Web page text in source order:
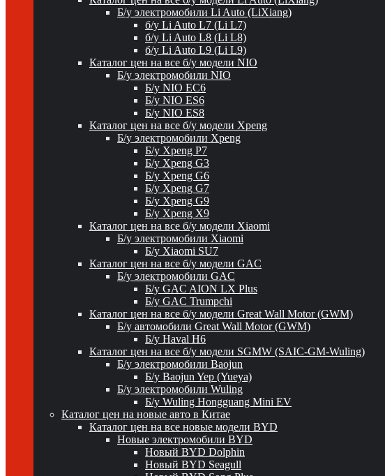
Б/у электромобили Li Auto (LiXiang)
б/у Li Auto L7 (Li L7)
б/у Li Auto L8 (Li L8)
б/у Li Auto L9 (Li L9)
Каталог цен на все б/у модели NIO
Б/у электромобили NIO
Б/у NIO EC6
Б/у NIO ES6
Б/у NIO ES8
Каталог цен на все б/у модели Xpeng
Б/у электромобили Xpeng
Б/у Xpeng P7
Б/у Xpeng G3
Б/у Xpeng G6
Б/у Xpeng G7
Б/у Xpeng G9
Б/у Xpeng X9
Каталог цен на все б/у модели Xiaomi
Б/у электромобили Xiaomi
Б/у Xiaomi SU7
Каталог цен на все б/у модели GAC
Б/у электромобили GAC
Б/у GAC AION LX Plus
Б/у GAC Trumpchi
Каталог цен на все б/у модели Great Wall Motor (GWM)
Б/у автомобили Great Wall Motor (GWM)
Б/у Haval H6
Каталог цен на все б/у модели SGMW (SAIC-GM-Wuling)
Б/у электромобили Baojun
Б/у Baojun Yep (Yueya)
Б/у электромобили Wuling
Б/у Wuling Hongguang Mini EV
Каталог цен на новые авто в Китае
Каталог цен на все новые модели BYD
Новые электромобили BYD
Новый BYD Dolphin
Новый BYD Seagull